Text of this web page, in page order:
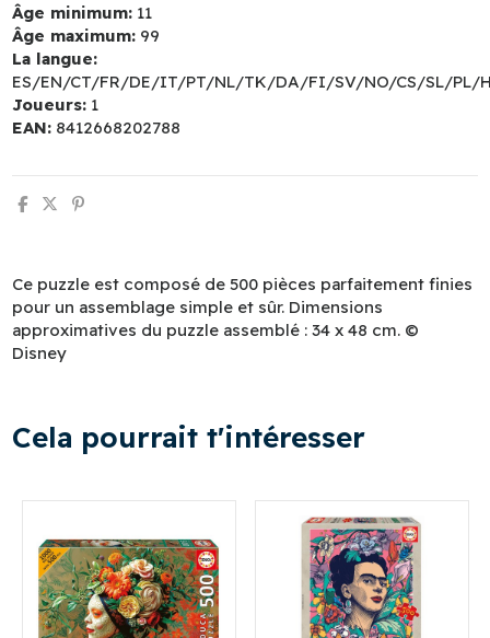
Âge minimum: 11
Âge maximum: 99
La langue:
ES/EN/CT/FR/DE/IT/PT/NL/TK/DA/FI/SV/NO/CS/SL/PL/
Joueurs: 1
EAN: 8412668202788
Ce puzzle est composé de 500 pièces parfaitement finies
pour un assemblage simple et sûr. Dimensions
approximatives du puzzle assemblé : 34 x 48 cm. ©
Disney
Cela pourrait t'intéresser